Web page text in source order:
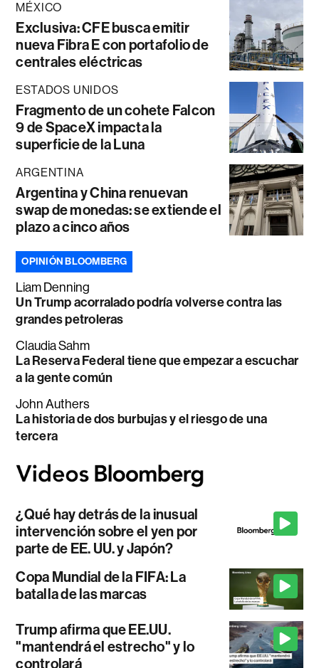
MÉXICO
Exclusiva: CFE busca emitir
nueva Fibra E con portafolio de
centrales eléctricas
ESTADOS UNIDOS
Fragmento de un cohete Falcon
9 de SpaceX impacta la
superficie de la Luna
ARGENTINA
Argentina y China renuevan
swap de monedas: se extiende el
plazo a cinco años
OPINIÓN BLOOMBERG
Liam Denning
Un Trump acorralado podría volverse contra las
grandes petroleras
Claudia Sahm
La Reserva Federal tiene que empezar a escuchar
a la gente común
John Authers
La historia de dos burbujas y el riesgo de una
tercera
¿Qué hay detrás de la inusual
intervención sobre el yen por
parte de EE. UU. y Japón?
Copa Mundial de la FIFA: La
batalla de las marcas
Trump afirma que EE.UU.
"mantendrá el estrecho" y lo
controlará